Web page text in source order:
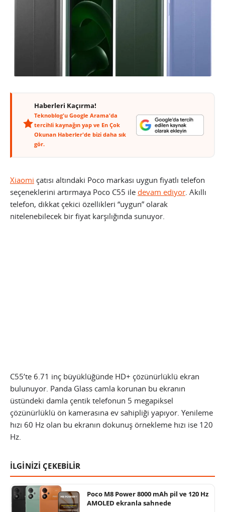
Haberleri Kaçırma!
Teknoblog'u Google Arama'da
tercihli kaynağın yap ve En Çok
Okunan Haberler'de bizi daha sık
gör.
Xiaomi çatısı altındaki Poco markası uygun fiyatlı telefon
seçeneklerini artırmaya Poco C55 ile devam ediyor. Akıllı
telefon, dikkat çekici özellikleri “uygun” olarak
nitelenebilecek bir fiyat karşılığında sunuyor.
C55’te 6.71 inç büyüklüğünde HD+ çözünürlüklü ekran
bulunuyor. Panda Glass camla korunan bu ekranın
üstündeki damla çentik telefonun 5 megapiksel
çözünürlüklü ön kamerasına ev sahipliği yapıyor. Yenileme
hızı 60 Hz olan bu ekranın dokunuş örnekleme hızı ise 120
Hz.
İLGİNİZİ ÇEKEBİLİR
Poco M8 Power 8000 mAh pil ve 120 Hz
AMOLED ekranla sahnede